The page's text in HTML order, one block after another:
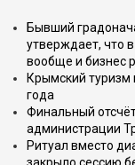
Бывший
утверждает, что
вообще и бизнес
Крымский
года
Финальный
администрации
Ритуал вместо